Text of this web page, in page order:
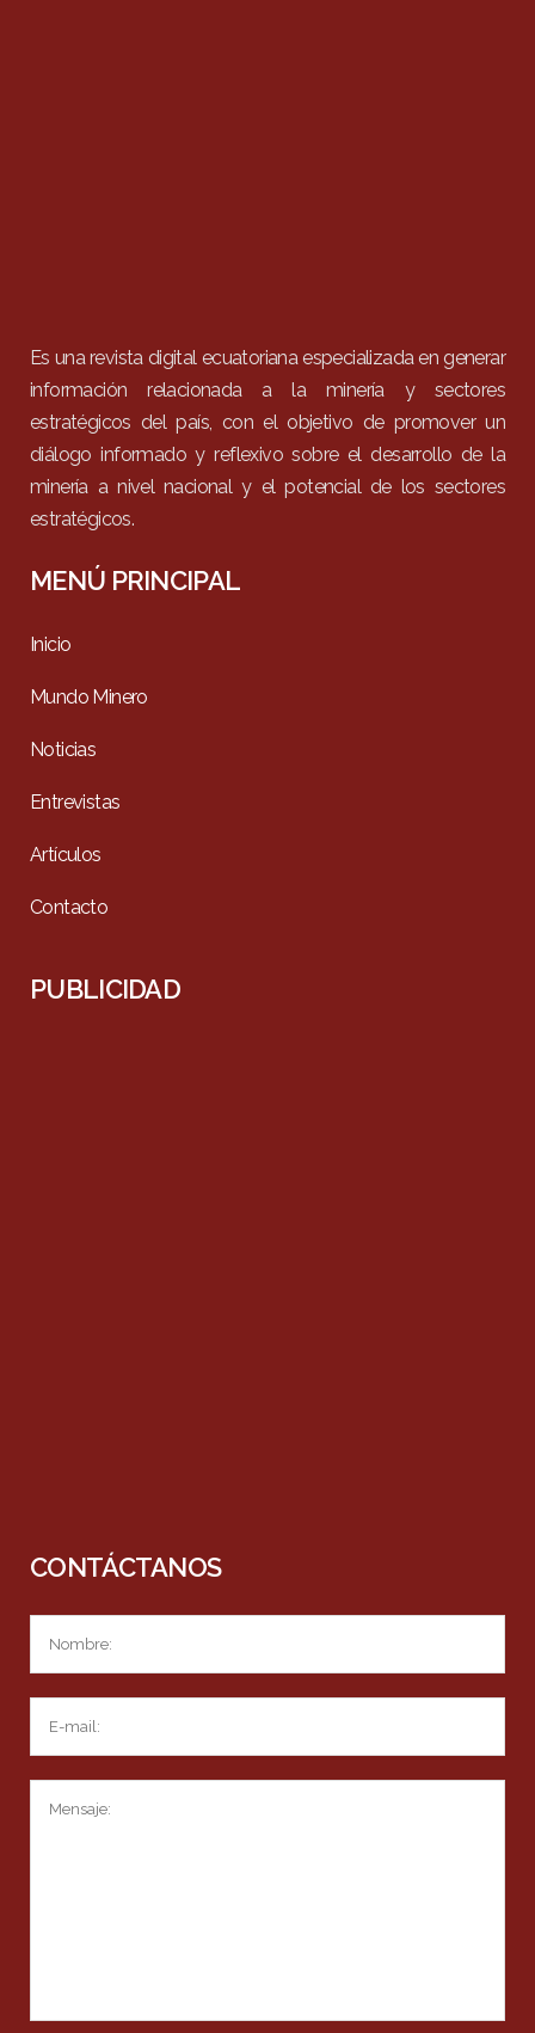
Es una revista digital ecuatoriana especializada en generar
información relacionada a la minería y sectores
estratégicos del país, con el objetivo de promover un
diálogo informado y reflexivo sobre el desarrollo de la
minería a nivel nacional y el potencial de los sectores
estratégicos.
MENÚ PRINCIPAL
Inicio
Mundo Minero
Noticias
Entrevistas
Artículos
Contacto
PUBLICIDAD
CONTÁCTANOS